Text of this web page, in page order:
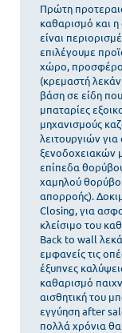
Πρώτη
καθαρισμό και
είναι
επιλέγουμε
χώρο,
(κρεμαστή
βάση σε είδη
μπαταρίες
μηχανισμούς
λειτουργιών
ξενοδοχειακών
επίπεδα
χαμηλού
απορροής).
Closing, για
κλείσιμο του
Back to wall
εμφανείς τις
έξυπνες
καθαρισμό
αισθητική του
εγγύηση after
πολλά χρόνια